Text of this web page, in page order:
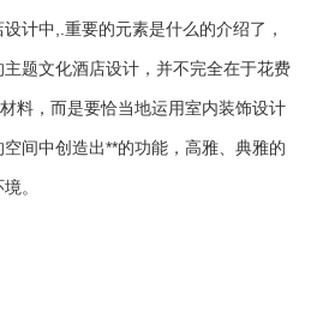
计中,.重要的元素是什么的介绍了，
题文化酒店设计，并不完全在于花费
料，而是要恰当地运用室内装饰设计
间中创造出**的功能，高雅、典雅的
。